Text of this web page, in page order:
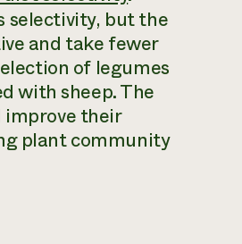
selectivity, but the
and take fewer
of legumes
with sheep. The
improve their
plant community